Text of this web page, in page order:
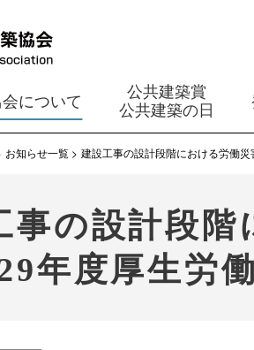
について
公共建築賞
公共建築の日
お知らせ一覧 建設工事の設計段階における労働
事の設計段
29年度厚生労